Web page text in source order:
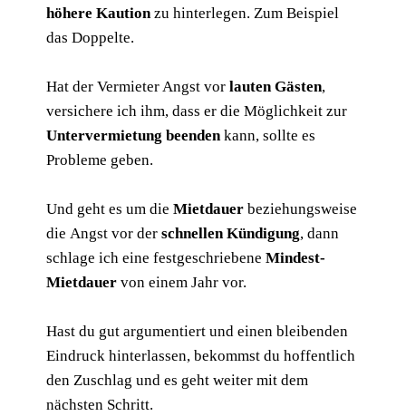
höhere Kautionzu hinterlegen. Zum Beispiel
das Doppelte.
Hat der Vermieter Angst vorlauten Gästen,
versichere ich ihm, dass er die Möglichkeit zur
Untervermietung beendenkann, sollte es
Probleme geben.
Und geht es um dieMietdauerbeziehungsweise
die Angst vor der schnellen Kündigung, dann
schlage ich eine festgeschriebeneMindest-
Mietdauer von einem Jahr vor.
Hast du gut argumentiert und einen bleibenden
Eindruck hinterlassen, bekommst du hoffentlich
den Zuschlag und es geht weiter mit dem
nächsten Schritt.